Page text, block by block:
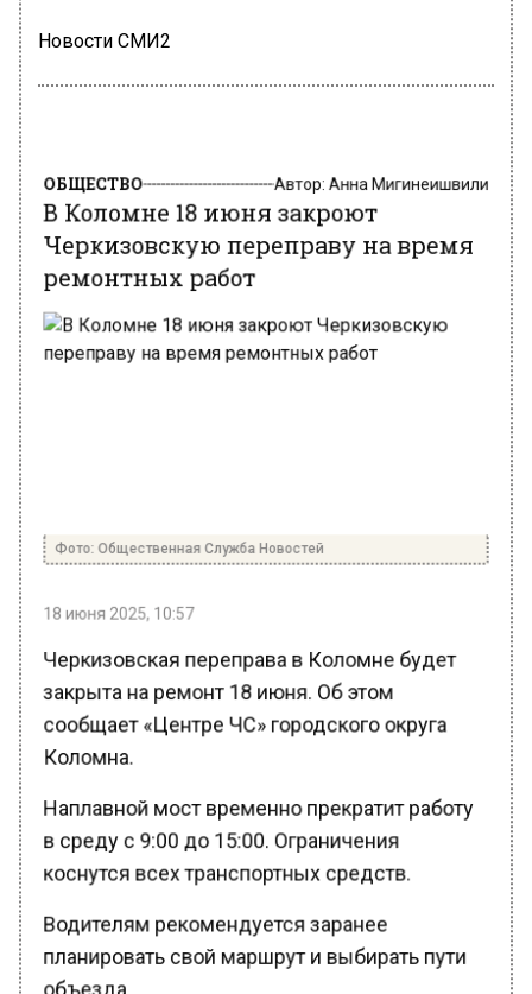
Новости СМИ2
В Коломне 18 июня закроют
Черкизовскую переправу на время
ремонтных работ
Фото: Общественная Служба Новостей
18 июня 2025, 10:57
Черкизовская переправа в Коломне будет
закрыта на ремонт 18 июня. Об этом
сообщает «Центре ЧС» городского округа
Коломна.
Наплавной мост временно прекратит работу
в среду с 9:00 до 15:00. Ограничения
коснутся всех транспортных средств.
Водителям рекомендуется заранее
планировать свой маршрут и выбирать пути
объезда.